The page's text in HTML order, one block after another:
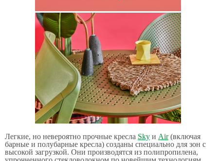
Легкие, но невероятно прочные кресла Sky и Air(включая
барные и полубарные кресла) созданы специально для зон с
высокой загрузкой. Они производятся из полипропилена,